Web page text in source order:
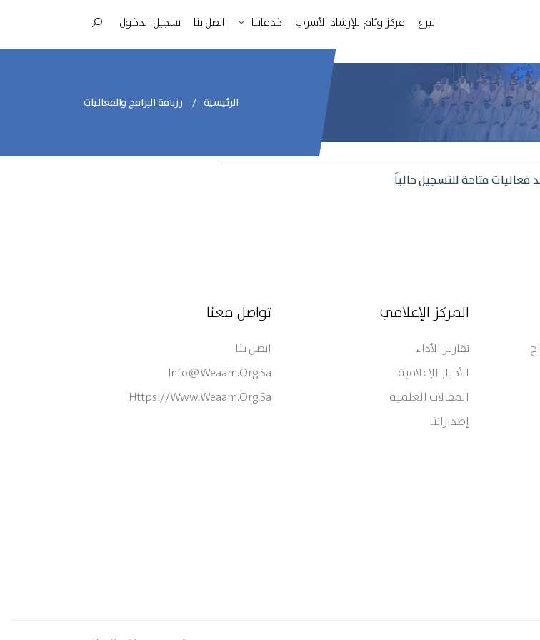
تبرع مركز وئام للإرشاد الأسري خدماتنا اتصل بنا تسجيل الدخول
الرئيسية رزنامة البرامج والفعاليات
فعاليات متاحة للتسجيل حالياً
المركز الإعلامي
تقارير الأداء
الأخبار الإعلامية
المقالات العلمية
إصداراتنا
تواصل معنا
اتصل بنا
Info@weaam.org.sa
Https://www.weaam.org.sa